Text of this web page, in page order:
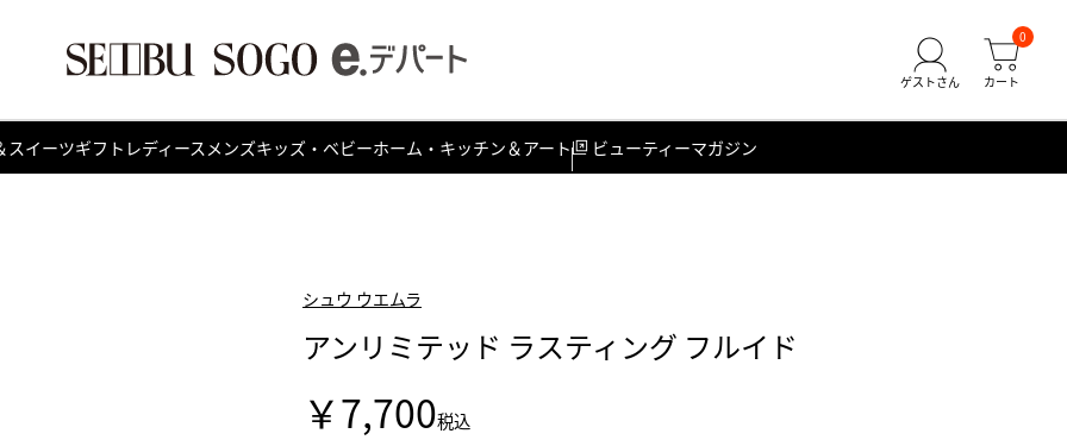
0
スイーツギフト レディース メンズキッズ・ベビーホーム・キッチン＆アート ビューティーマガジン
シュウ ウエムラ
アンリミテッド ラスティング フルイド
￥7,700税込